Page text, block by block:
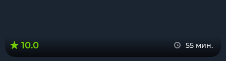
10.0 55 мин.